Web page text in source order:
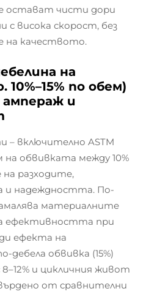
остават чисти дори
с висока скорост, без
на качеството.
на
по обем)
ампераж и
включително ASTM
на обвивката между 10%
на разходите,
и надеждността. По-
материалните
ефективността при
ефекта на
дебела обвивка (15%)
и цикличния живот
от сравнителни